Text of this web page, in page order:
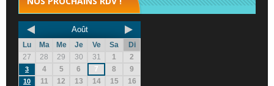
Août
Lu Ma Me Je Ve Sa
Di
27
28 29 30 31 1 2
3 4 5 6 7 8 9
10 11 12 13 14 15 16